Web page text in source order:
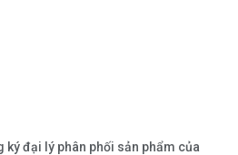
ký đại lý phân phối sản phẩm của